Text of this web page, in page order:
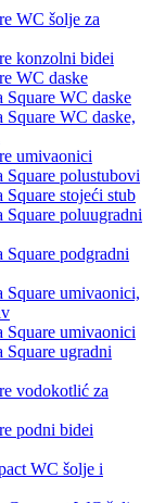
WC šolje za
konzolni bidei
WC daske
Square WC daske
Square WC daske,
umivaonici
Square polustubovi
Square stojeći stub
Square poluugradni
Square podgradni
Square umivaonici,
Square umivaonici
Square ugradni
vodokotlić za
podni bidei
WC šolje i